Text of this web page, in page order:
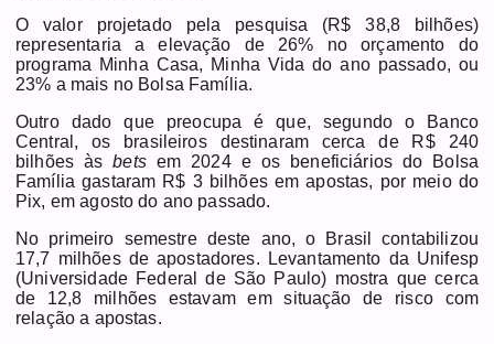
O valor projetado pela pesquisa (R$ 38,8 bilhões)
representaria a elevação de 26% no orçamento do
programa Minha Casa, Minha Vida do ano passado, ou
23% a mais no Bolsa Família.
Outro dado que preocupa é que, segundo o Banco
Central, os brasileiros destinaram cerca de R$ 240
bilhões àsbets em 2024 e os beneficiários do Bolsa
Família gastaram R$ 3 bilhões em apostas, por meio do
Pix, em agosto do ano passado.
No primeiro semestre deste ano, o Brasil contabilizou
17,7 milhões de apostadores. Levantamento da Unifesp
(Universidade Federal de São Paulo) mostra que cerca
de 12,8 milhões estavam em situação de risco com
relação a apostas.